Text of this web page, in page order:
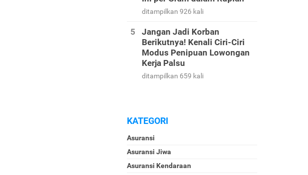
ditampilkan 926 kali
Jangan Jadi Korban
Berikutnya! Kenali Ciri-Ciri
Modus Penipuan Lowongan
Kerja Palsu
ditampilkan 659 kali
KATEGORI
Asuransi
Asuransi Jiwa
Asuransi Kendaraan